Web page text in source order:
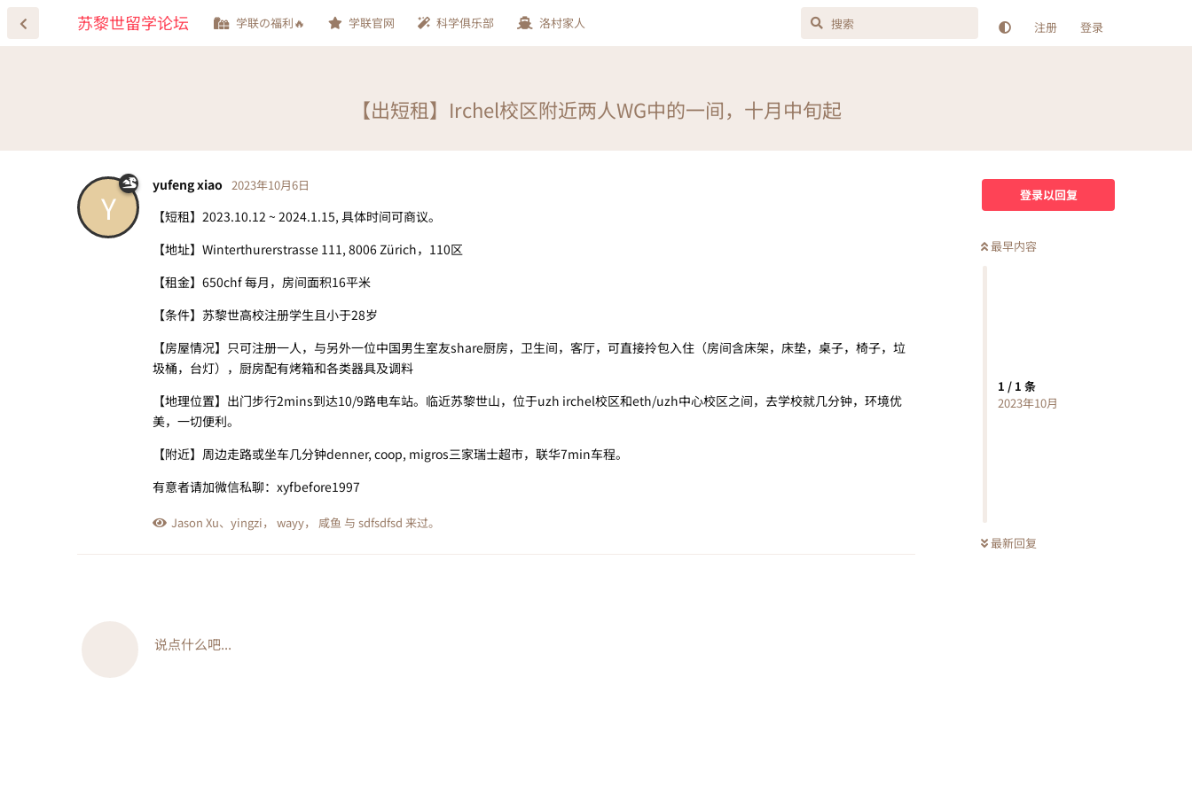
苏黎世留学论坛 学联の福利🔥 学联官网 科学俱乐部 洛村家人 注册 登录
【出短租】Irchel校区附近两人WG中的一间，十月中旬起
登录以回复
最早内容
1 / 1 条
2023年10月
最新回复
Y
yufeng xiao 2023年10月6日
【短租】2023.10.12 ~ 2024.1.15, 具体时间可商议。
【地址】Winterthurerstrasse 111, 8006 Zürich，110区
【租金】650chf 每月，房间面积16平米
【条件】苏黎世高校注册学生且小于28岁
【房屋情况】只可注册一人，与另外一位中国男生室友share厨房，卫生间，客厅，可直接拎包入住（房间含床架，床垫，桌子，椅子，垃
圾桶，台灯），厨房配有烤箱和各类器具及调料
【地理位置】出门步行2mins到达10/9路电车站。临近苏黎世山，位于uzh irchel校区和eth/uzh中心校区之间，去学校就几分钟，环境优
美，一切便利。
【附近】周边走路或坐车几分钟denner, coop, migros三家瑞士超市，联华7min车程。
有意者请加微信私聊：xyfbefore1997
Jason Xu、 yingzi， wayy， 咸鱼 与 sdfsdfsd 来过。
说点什么吧...